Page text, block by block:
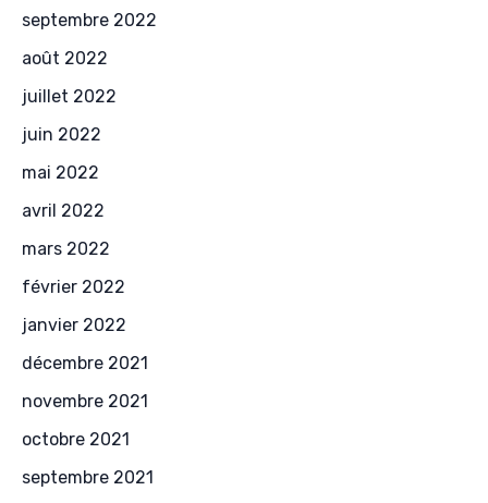
septembre 2022
août 2022
juillet 2022
juin 2022
mai 2022
avril 2022
mars 2022
février 2022
janvier 2022
décembre 2021
novembre 2021
octobre 2021
septembre 2021